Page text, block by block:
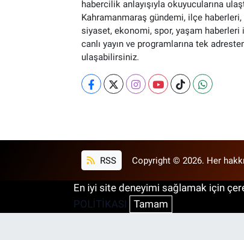
habercilik anlayışıyla okuyucularına
Kahramanmaraş gündemi, ilçe haberleri,
siyaset, ekonomi, spor, yaşam haberleri
canlı yayın ve programlarına tek
ulaşabilirsiniz.
RSS Copyright © 2026. Her hakkı
En iyi site deneyimi sağlamak için
POLİTİKASI
Tamam